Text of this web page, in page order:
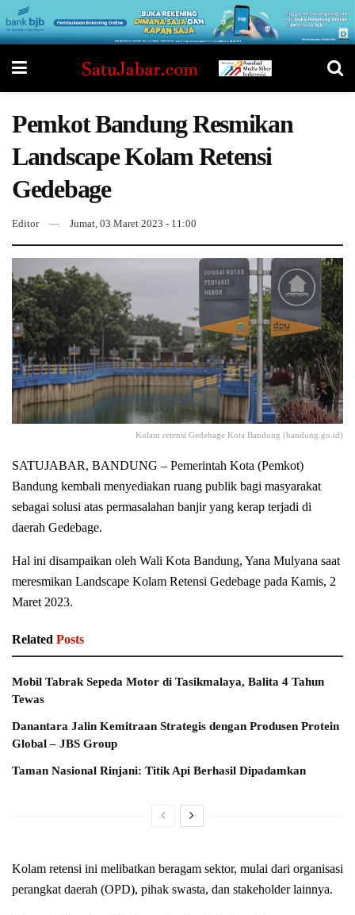
Pemkot Bandung Resmikan
Landscape Kolam Retensi
Gedebage
Editor Jumat, 03 Maret 2023 - 11:00
Kolam retensi Gedebage Kota Bandung (bandung.go.id)
SATUJABAR, BANDUNG – Pemerintah Kota (Pemkot)
Bandung kembali menyediakan ruang publik bagi masyarakat
sebagai solusi atas permasalahan banjir yang kerap terjadi di
daerah Gedebage.
Hal ini disampaikan oleh Wali Kota Bandung, Yana Mulyana saat
meresmikan Landscape Kolam Retensi Gedebage pada Kamis, 2
Maret 2023.
Related Posts
Mobil Tabrak Sepeda Motor di Tasikmalaya, Balita 4 Tahun
Tewas
Danantara Jalin Kemitraan Strategis dengan Produsen Protein
Global – JBS Group
Taman Nasional Rinjani: Titik Api Berhasil Dipadamkan
Kolam retensi ini melibatkan beragam sektor, mulai dari organisasi
perangkat daerah (OPD), pihak swasta, dan stakeholder lainnya.